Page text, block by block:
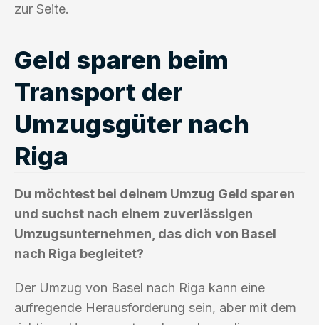
zur Seite.
Geld sparen beim
Transport der
Umzugsgüter nach
Riga
Du möchtest bei deinem Umzug Geld sparen
und suchst nach einem zuverlässigen
Umzugsunternehmen, das dich von Basel
nach Riga begleitet?
Der Umzug von Basel nach Riga kann eine
aufregende Herausforderung sein, aber mit dem